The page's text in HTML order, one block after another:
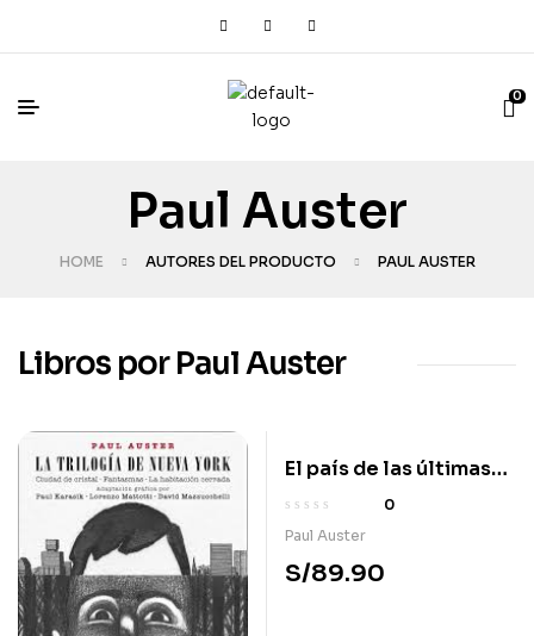
0
Paul Auster
HOME AUTORES DEL PRODUCTO PAUL AUSTER
Libros por Paul Auster
El país de las últimas
cosas
0
Paul Auster
S/89.90